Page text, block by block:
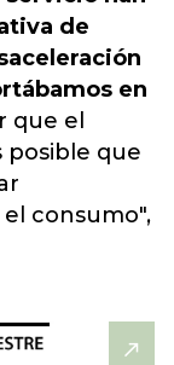
de
en
que el
posible que
consumo",